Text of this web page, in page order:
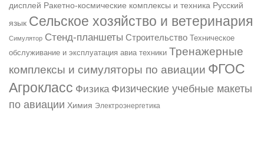
дисплей Ракетно-космические комплексы и техника Русский
язык Сельское хозяйство и ветеринария
Симулятор Стенд-планшеты Строительство
Техническое
обслуживание и эксплуатация авиа техники Тренажерные
комплексы и симуляторы по авиации ФГОС
Агрокласс Физика Физические учебные макеты
по авиации Химия Электроэнергетика